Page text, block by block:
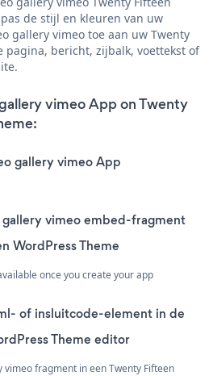
de stijl en kleuren van uw
gallery vimeo toe aan uw Twenty
pagina, bericht, zijbalk, voettekst of
vimeo App on Twenty
gallery vimeo App
vimeo embed-fragment
WordPress Theme
once you create your app
of insluitcode-element in de
Theme editor
vimeo fragment in een Twenty Fifteen